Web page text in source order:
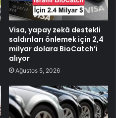
Visa, yapay zekâ destekli
saldırıları önlemek için 2,4
milyar dolara BioCatch’i
alıyor
Ağustos 5, 2026